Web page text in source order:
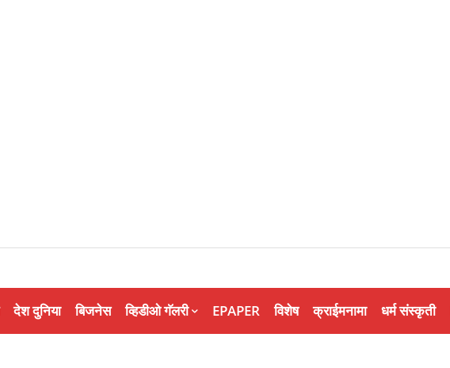
देश दुनिया बिजनेस व्हिडीओ गॅलरी EPAPER विशेष क्राईमनामा धर्म संस्कृती